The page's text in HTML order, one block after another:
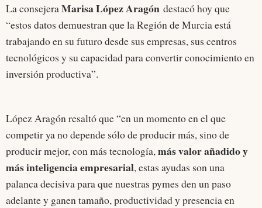
La consejeraMarisa López Aragón destacó hoy que
“estos datos demuestran que la Región de Murcia está
trabajando en su futuro desde sus empresas, sus centros
tecnológicos y su capacidad para convertir conocimiento en
inversión productiva”.
López Aragón resaltó que “en un momento en el que
competir ya no depende sólo de producir más, sino de
producir mejor, con más tecnología,más valor añadido y
más inteligencia empresarial, estas ayudas son una
palanca decisiva para que nuestras pymes den un paso
adelante y ganen tamaño, productividad y presencia en